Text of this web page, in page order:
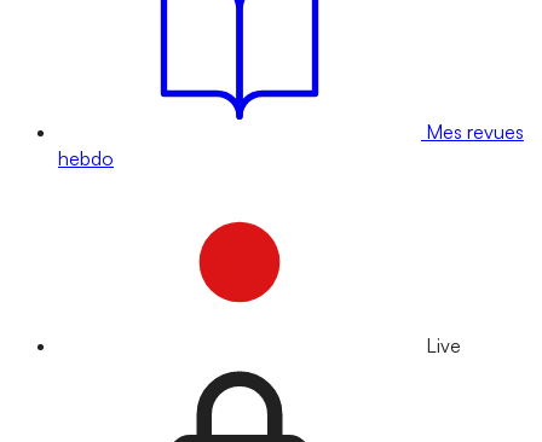
Mes revues
hebdo
Live